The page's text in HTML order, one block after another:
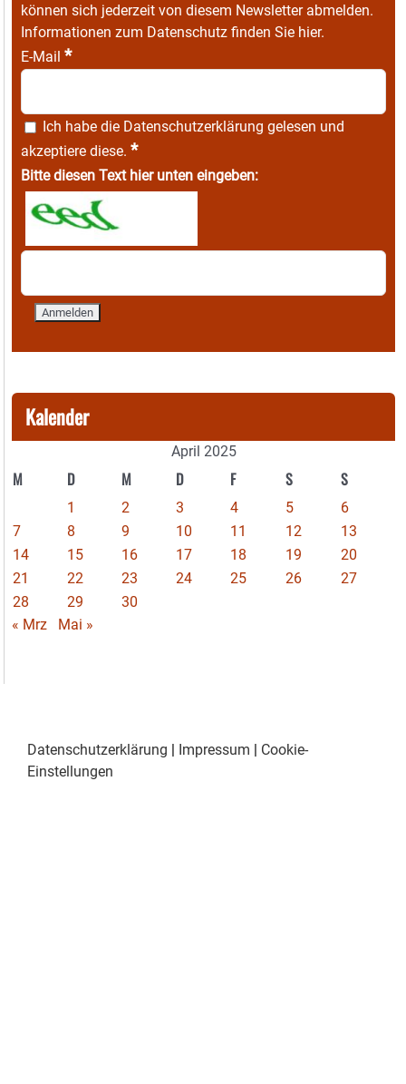
können sich jederzeit von diesem Newsletter abmelden.
Informationen zum Datenschutz finden Sie hier.
E-Mail *
Ich habe die Datenschutzerklärung gelesen und
akzeptiere diese. *
Bitte diesen Text hier unten eingeben:
Kalender
April 2025
M D M D F S S
1 2 3 4 5
6
7
8 9 10 11 12
13
14
15 16 17 18 19
20
21
22 23 24 25 26
27
28
29
30
« Mrz
Mai »
Datenschutzerklärung | Impressum | Cookie-
Einstellungen